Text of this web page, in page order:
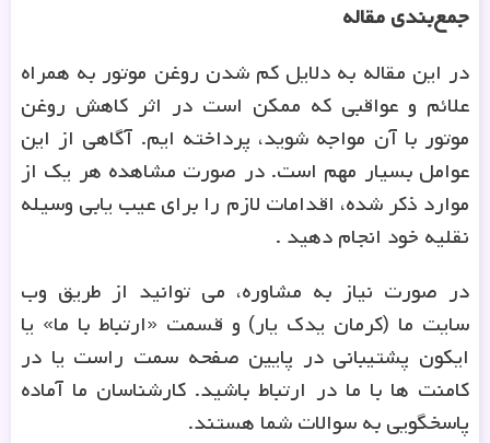
جمع‌بندی مقاله
در این مقاله به دلایل کم شدن روغن موتور به همراه
علائم و عواقبی که ممکن است در اثر کاهش روغن
موتور با آن مواجه شوید، پرداخته ایم. آگاهی از این
عوامل بسیار مهم است. در صورت مشاهده هر یک از
موارد ذکر شده، اقدامات لازم را برای عیب یابی وسیله
نقلیه خود انجام دهید .
در صورت نیاز به مشاوره، می توانید از طریق وب
سایت ما (کرمان یدک یار) و قسمت «ارتباط با ما» یا
ایکون پشتیبانی در پایین صفحه سمت راست یا در
کامنت ها با ما در ارتباط باشید. کارشناسان ما آماده
پاسخگویی به سوالات شما هستند.